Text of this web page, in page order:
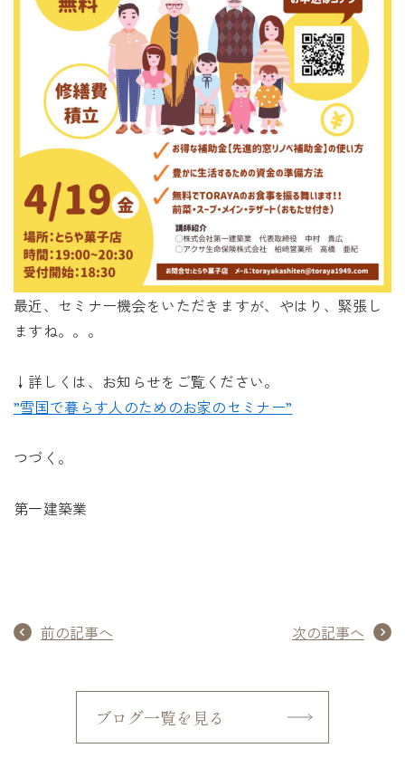
最近、セミナー機会をいただきますが、やはり、緊張し
ますね。。。
↓詳しくは、お知らせをご覧ください。
”雪国で暮らす人のためのお家のセミナー”
つづく。
第一建築業
前の記事へ 次の記事へ
ブログ一覧を見る